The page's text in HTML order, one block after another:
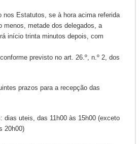
nos Estatutos, se à hora acima referida
menos, metade dos delegados, a
início trinta minutos depois, com
previsto no art. 26.º, n.º 2, dos
prazos para a recepção das
dias uteis, das 11h00 às 15h00 (exceto
20h00)